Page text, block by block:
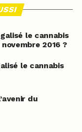
le cannabis
2016 ?
le cannabis
du